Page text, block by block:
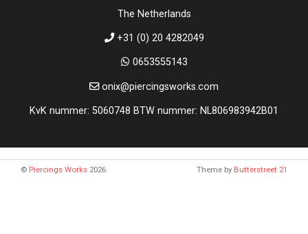
The Netherlands
+31 (0) 20 4282049
0653555143
onix@piercingsworks.com
KvK nummer: 5060748 BTW nummer: NL806983942B01
© Piercings Works 2026 Theme by Butterstreet 21